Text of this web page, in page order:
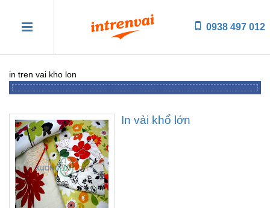
0938 497 012
in tren vai kho lon
In vải khổ lớn